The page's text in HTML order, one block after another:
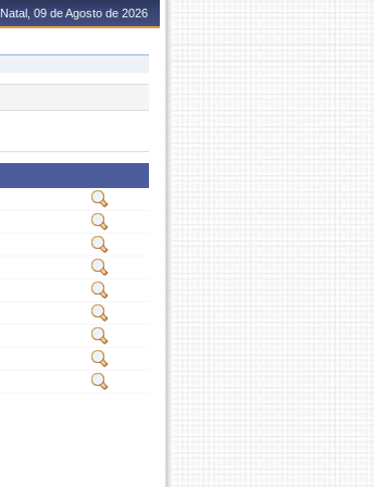
Natal, 09 de Agosto de 2026